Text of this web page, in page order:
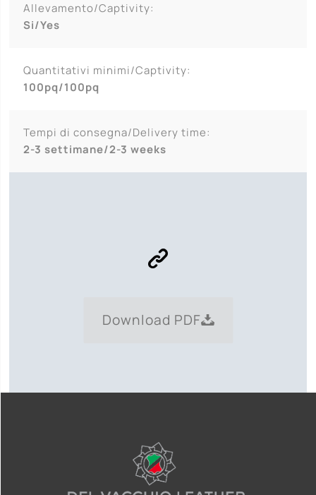
Allevamento/Captivity:
Si/Yes
Quantitativi minimi/Captivity:
100pq/100pq
Tempi di consegna/Delivery time:
2-3 settimane/2-3 weeks
Download PDF